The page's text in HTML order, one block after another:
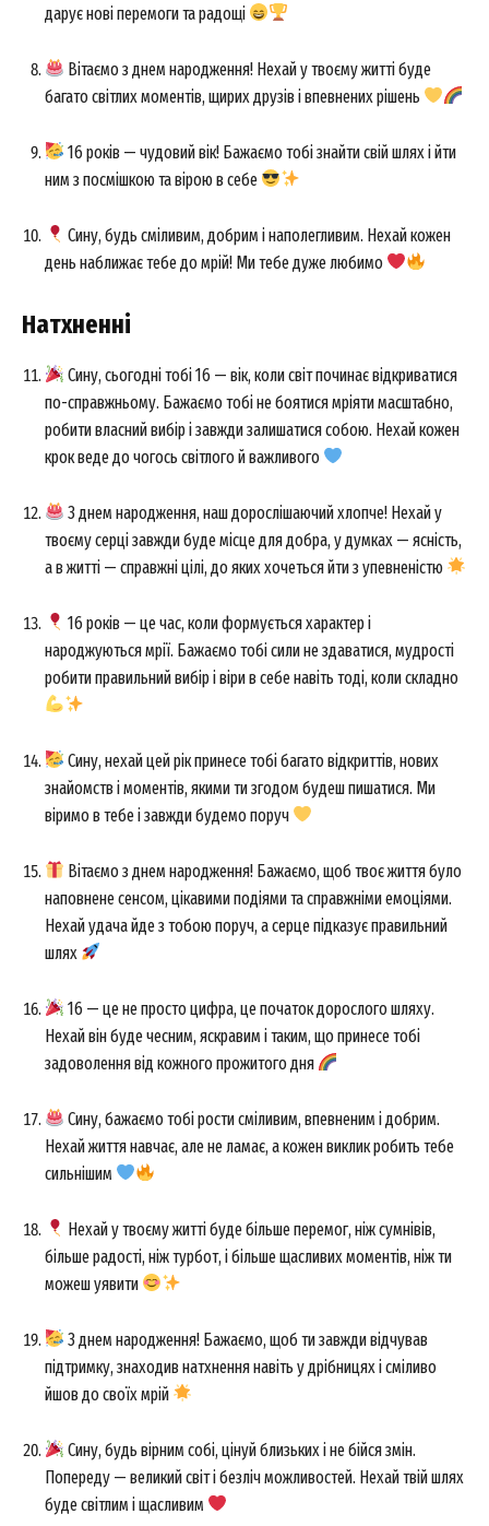
дарує нові перемоги та радощі
Вітаємо з днем народження! Нехай у твоєму житті буде
багато світлих моментів, щирих друзів і впевнених рішень
16 років — чудовий вік! Бажаємо тобі знайти свій шлях і йти
ним з посмішкою та вірою в себе
Сину, будь сміливим, добрим і наполегливим. Нехай кожен
день наближає тебе до мрій! Ми тебе дуже любимо
Натхненні
Сину, сьогодні тобі 16 — вік, коли світ починає відкриватися
по-справжньому. Бажаємо тобі не боятися мріяти масштабно,
робити власний вибір і завжди залишатися собою. Нехай кожен
крок веде до чогось світлого й важливого
З днем народження, наш дорослішаючий хлопче! Нехай у
твоєму серці завжди буде місце для добра, у думках — ясність,
а в житті — справжні цілі, до яких хочеться йти з упевненістю
16 років — це час, коли формується характер і
народжуються мрії. Бажаємо тобі сили не здаватися, мудрості
робити правильний вибір і віри в себе навіть тоді, коли складно
Сину, нехай цей рік принесе тобі багато відкриттів, нових
знайомств і моментів, якими ти згодом будеш пишатися. Ми
віримо в тебе і завжди будемо поруч
Вітаємо з днем народження! Бажаємо, щоб твоє життя було
наповнене сенсом, цікавими подіями та справжніми емоціями.
Нехай удача йде з тобою поруч, а серце підказує правильний
шлях
16 — це не просто цифра, це початок дорослого шляху.
Нехай він буде чесним, яскравим і таким, що принесе тобі
задоволення від кожного прожитого дня
Сину, бажаємо тобі рости сміливим, впевненим і добрим.
Нехай життя навчає, але не ламає, а кожен виклик робить тебе
сильнішим
Нехай у твоєму житті буде більше перемог, ніж сумнівів,
більше радості, ніж турбот, і більше щасливих моментів, ніж ти
можеш уявити
З днем народження! Бажаємо, щоб ти завжди відчував
підтримку, знаходив натхнення навіть у дрібницях і сміливо
йшов до своїх мрій
Сину, будь вірним собі, цінуй близьких і не бійся змін.
Попереду — великий світ і безліч можливостей. Нехай твій шлях
буде світлим і щасливим